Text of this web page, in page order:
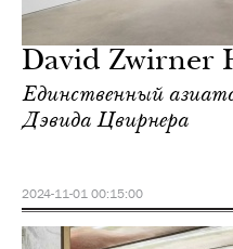
David Zwirner
Единственный
Дэвида Цвирнера
2024-11-01 00:15:00